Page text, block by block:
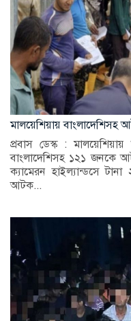
মালয়েশিয়ায় বাংলাদেশিসহ
প্রবাস ডেস্ক :
বাংলাদেশিসহ ১২১ জনকে
ক্যামেরন হাইল্যান্ডসে
আটক...